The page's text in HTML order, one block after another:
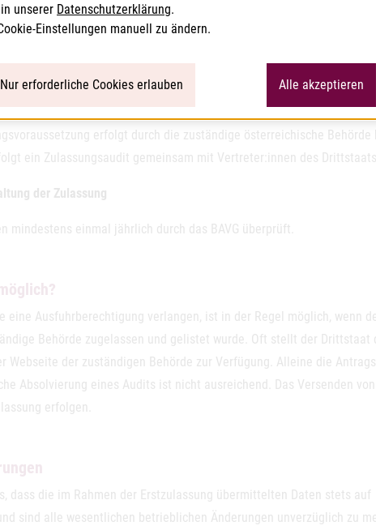
erfolgt durch die zuständige österreichische Behörde
ein Zulassungsaudit gemeinsam mit Vertreter:innen des Drittstaats.
der Zulassung
mindestens einmal jährlich durch das BAVG überprüft.
eine Ausfuhrberechtigung verlangen, ist in der Regel möglich, wenn
Behörde zugelassen und gelistet wurde. Oft stellt der Drittstaat
Webseite der zuständigen Behörde zur Verfügung. Alleine die
Absolvierung eines Audits ist nicht ausreichend. Das Versenden
erfolgen.
dass die im Rahmen der Erstzulassung übermittelten Daten stets
sind alle wesentlichen betrieblichen Änderungen unverzüglich zu
unserer Datenschutzerklärung.
Einstellungen manuell zu ändern.
Nur erforderliche Cookies erlauben Alle akzeptieren